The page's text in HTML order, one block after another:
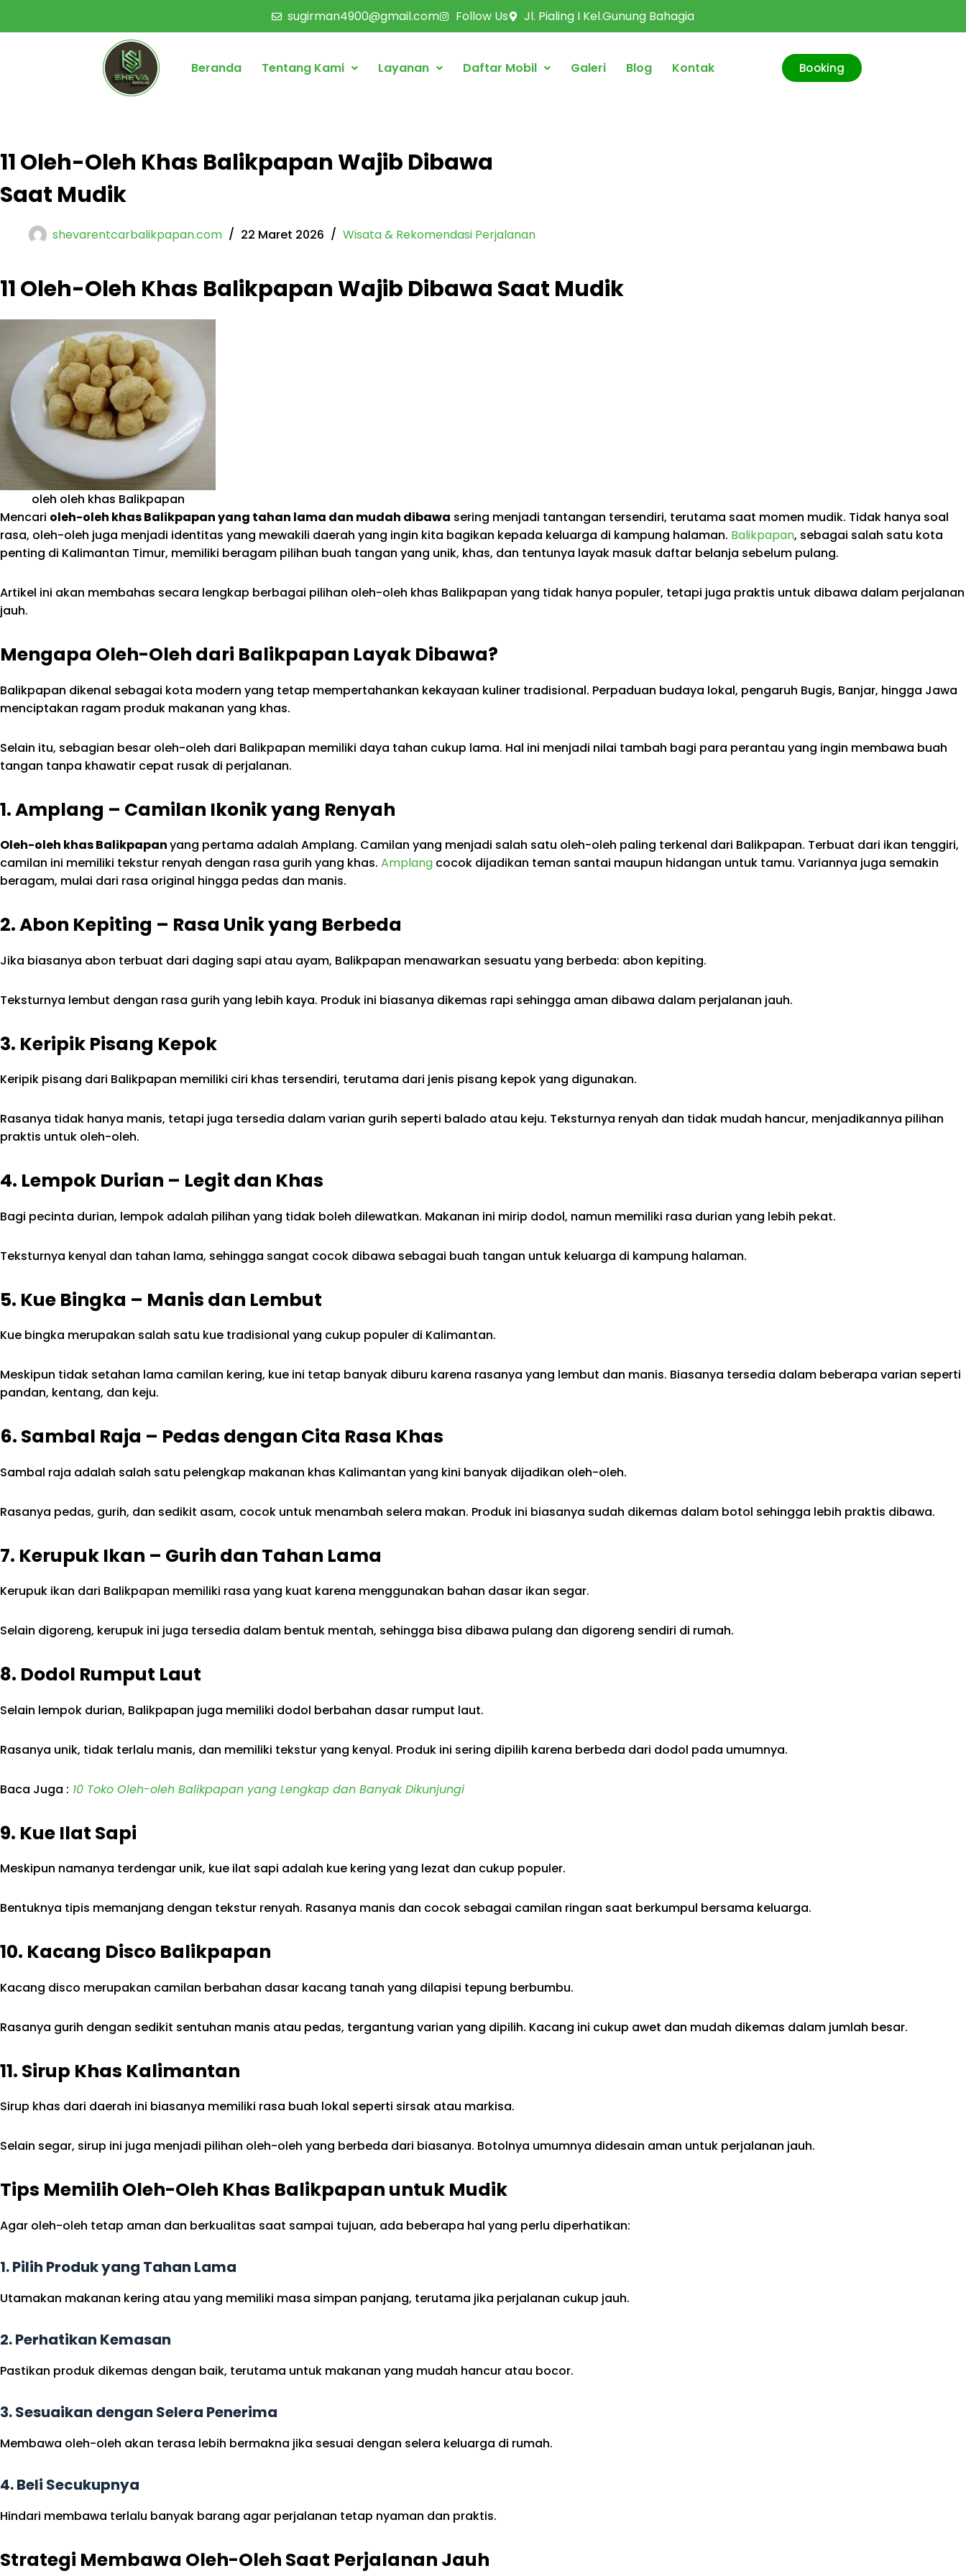
sugirman4900@gmail.com Follow Us Jl. Pialing I Kel.Gunung Bahagia
Beranda Tentang Kami Layanan Daftar Mobil Galeri Blog Kontak Booking
11 Oleh-Oleh Khas Balikpapan Wajib Dibawa
Saat Mudik
shevarentcarbalikpapan.com 22 Maret 2026 Wisata & Rekomendasi Perjalanan
11 Oleh-Oleh Khas Balikpapan Wajib Dibawa Saat Mudik
oleh oleh khas Balikpapan
Mencari oleh-oleh khas Balikpapan yang tahan lama dan mudah dibawa sering menjadi tantangan tersendiri, terutama saat momen mudik. Tidak hanya soal
rasa, oleh-oleh juga menjadi identitas yang mewakili daerah yang ingin kita bagikan kepada keluarga di kampung halaman. Balikpapan, sebagai salah satu kota
penting di Kalimantan Timur, memiliki beragam pilihan buah tangan yang unik, khas, dan tentunya layak masuk daftar belanja sebelum pulang.
Artikel ini akan membahas secara lengkap berbagai pilihan oleh-oleh khas Balikpapan yang tidak hanya populer, tetapi juga praktis untuk dibawa dalam perjalanan
jauh.
Mengapa Oleh-Oleh dari Balikpapan Layak Dibawa?
Balikpapan dikenal sebagai kota modern yang tetap mempertahankan kekayaan kuliner tradisional. Perpaduan budaya lokal, pengaruh Bugis, Banjar, hingga Jawa
menciptakan ragam produk makanan yang khas.
Selain itu, sebagian besar oleh-oleh dari Balikpapan memiliki daya tahan cukup lama. Hal ini menjadi nilai tambah bagi para perantau yang ingin membawa buah
tangan tanpa khawatir cepat rusak di perjalanan.
1. Amplang – Camilan Ikonik yang Renyah
Oleh-oleh khas Balikpapanyang pertama adalah Amplang. Camilan yang menjadi salah satu oleh-oleh paling terkenal dari Balikpapan. Terbuat dari ikan tenggiri,
camilan ini memiliki tekstur renyah dengan rasa gurih yang khas. Amplang cocok dijadikan teman santai maupun hidangan untuk tamu. Variannya juga semakin
beragam, mulai dari rasa original hingga pedas dan manis.
2. Abon Kepiting – Rasa Unik yang Berbeda
Jika biasanya abon terbuat dari daging sapi atau ayam, Balikpapan menawarkan sesuatu yang berbeda: abon kepiting.
Teksturnya lembut dengan rasa gurih yang lebih kaya. Produk ini biasanya dikemas rapi sehingga aman dibawa dalam perjalanan jauh.
3. Keripik Pisang Kepok
Keripik pisang dari Balikpapan memiliki ciri khas tersendiri, terutama dari jenis pisang kepok yang digunakan.
Rasanya tidak hanya manis, tetapi juga tersedia dalam varian gurih seperti balado atau keju. Teksturnya renyah dan tidak mudah hancur, menjadikannya pilihan
praktis untuk oleh-oleh.
4. Lempok Durian – Legit dan Khas
Bagi pecinta durian, lempok adalah pilihan yang tidak boleh dilewatkan. Makanan ini mirip dodol, namun memiliki rasa durian yang lebih pekat.
Teksturnya kenyal dan tahan lama, sehingga sangat cocok dibawa sebagai buah tangan untuk keluarga di kampung halaman.
5. Kue Bingka – Manis dan Lembut
Kue bingka merupakan salah satu kue tradisional yang cukup populer di Kalimantan.
Meskipun tidak setahan lama camilan kering, kue ini tetap banyak diburu karena rasanya yang lembut dan manis. Biasanya tersedia dalam beberapa varian seperti
pandan, kentang, dan keju.
6. Sambal Raja – Pedas dengan Cita Rasa Khas
Sambal raja adalah salah satu pelengkap makanan khas Kalimantan yang kini banyak dijadikan oleh-oleh.
Rasanya pedas, gurih, dan sedikit asam, cocok untuk menambah selera makan. Produk ini biasanya sudah dikemas dalam botol sehingga lebih praktis dibawa.
7. Kerupuk Ikan – Gurih dan Tahan Lama
Kerupuk ikan dari Balikpapan memiliki rasa yang kuat karena menggunakan bahan dasar ikan segar.
Selain digoreng, kerupuk ini juga tersedia dalam bentuk mentah, sehingga bisa dibawa pulang dan digoreng sendiri di rumah.
8. Dodol Rumput Laut
Selain lempok durian, Balikpapan juga memiliki dodol berbahan dasar rumput laut.
Rasanya unik, tidak terlalu manis, dan memiliki tekstur yang kenyal. Produk ini sering dipilih karena berbeda dari dodol pada umumnya.
Baca Juga : 10 Toko Oleh-oleh Balikpapan yang Lengkap dan Banyak Dikunjungi
9. Kue Ilat Sapi
Meskipun namanya terdengar unik, kue ilat sapi adalah kue kering yang lezat dan cukup populer.
Bentuknya tipis memanjang dengan tekstur renyah. Rasanya manis dan cocok sebagai camilan ringan saat berkumpul bersama keluarga.
10. Kacang Disco Balikpapan
Kacang disco merupakan camilan berbahan dasar kacang tanah yang dilapisi tepung berbumbu.
Rasanya gurih dengan sedikit sentuhan manis atau pedas, tergantung varian yang dipilih. Kacang ini cukup awet dan mudah dikemas dalam jumlah besar.
11. Sirup Khas Kalimantan
Sirup khas dari daerah ini biasanya memiliki rasa buah lokal seperti sirsak atau markisa.
Selain segar, sirup ini juga menjadi pilihan oleh-oleh yang berbeda dari biasanya. Botolnya umumnya didesain aman untuk perjalanan jauh.
Tips Memilih Oleh-Oleh Khas Balikpapan untuk Mudik
Agar oleh-oleh tetap aman dan berkualitas saat sampai tujuan, ada beberapa hal yang perlu diperhatikan:
1. Pilih Produk yang Tahan Lama
Utamakan makanan kering atau yang memiliki masa simpan panjang, terutama jika perjalanan cukup jauh.
2. Perhatikan Kemasan
Pastikan produk dikemas dengan baik, terutama untuk makanan yang mudah hancur atau bocor.
3. Sesuaikan dengan Selera Penerima
Membawa oleh-oleh akan terasa lebih bermakna jika sesuai dengan selera keluarga di rumah.
4. Beli Secukupnya
Hindari membawa terlalu banyak barang agar perjalanan tetap nyaman dan praktis.
Strategi Membawa Oleh-Oleh Saat Perjalanan Jauh